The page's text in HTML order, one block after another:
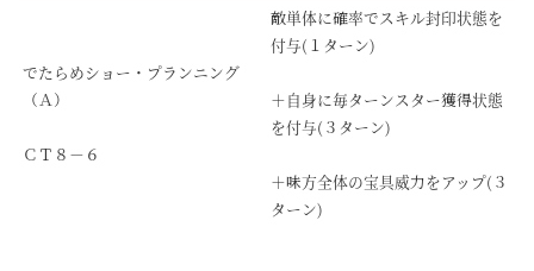
でたらめショー・プランニング
（Ａ）
ＣＴ８－６
敵単体に確率でスキル封印状態を
付与(１ターン)
＋自身に毎ターンスター獲得状態
を付与(３ターン)
＋味方全体の宝具威力をアップ(３
ターン)